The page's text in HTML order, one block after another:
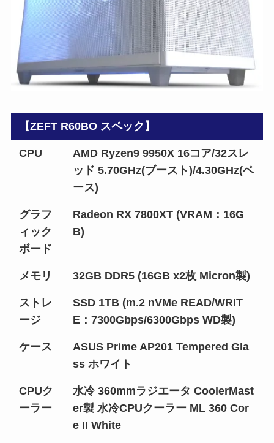
【ZEFT R60BO スペック】
CPU
AMD Ryzen9 9950X 16コア/32スレ
ッド 5.70GHz(ブースト)/4.30GHz(ベ
ース)
グラフ
ィック
ボード
Radeon RX 7800XT (VRAM：16G
B)
メモリ 32GB DDR5 (16GB x2枚 Micron製)
ストレ
ージ
SSD 1TB (m.2 nVMe READ/WRIT
E：7300Gbps/6300Gbps WD製)
ケース
ASUS Prime AP201 Tempered Gla
ss ホワイト
CPUク
ーラー
水冷 360mmラジエータ CoolerMast
er製 水冷CPUクーラー ML 360 Cor
e II White